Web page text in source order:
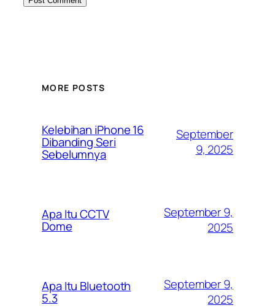
MORE POSTS
Kelebihan iPhone 16
Dibanding Seri
Sebelumnya
September
9, 2025
Apa Itu CCTV
Dome
September 9,
2025
Apa Itu Bluetooth
5.3
September 9,
2025